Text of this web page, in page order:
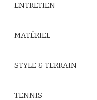
ENTRETIEN
MATÉRIEL
STYLE & TERRAIN
TENNIS